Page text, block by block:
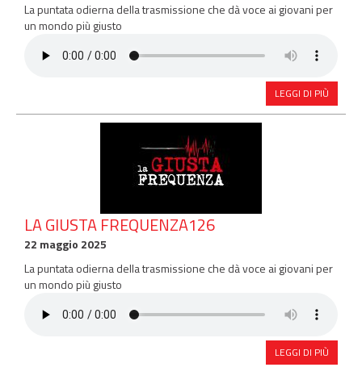
La puntata odierna della trasmissione che dà voce ai giovani per
un mondo più giusto
LEGGI DI PIÙ
LA GIUSTA FREQUENZA126
22 maggio 2025
La puntata odierna della trasmissione che dà voce ai giovani per
un mondo più giusto
LEGGI DI PIÙ